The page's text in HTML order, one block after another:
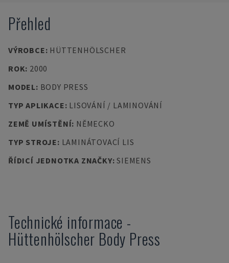
Přehled
VÝROBCE: HÜTTENHÖLSCHER
ROK: 2000
MODEL: BODY PRESS
TYP APLIKACE: LISOVÁNÍ / LAMINOVÁNÍ
ZEMĚ UMÍSTĚNÍ: NĚMECKO
TYP STROJE: LAMINÁTOVACÍ LIS
ŘÍDICÍ JEDNOTKA ZNAČKY:SIEMENS
Technické informace -
Hüttenhölscher Body Press